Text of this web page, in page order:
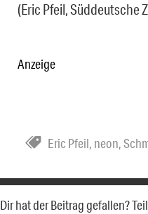
(Eric Pfeil, Süddeutsche
Anzeige
Eric Pfeil, neon,
Dir hat der Beitrag gefallen?